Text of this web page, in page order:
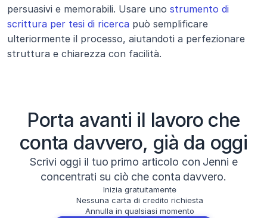
persuasivi e memorabili. Usare uno strumento di
scrittura per tesi di ricerca può semplificare
ulteriormente il processo, aiutandoti a perfezionare
struttura e chiarezza con facilità.
Porta avanti il lavoro che
conta davvero, già da oggi
Scrivi oggi il tuo primo articolo con Jenni e
concentrati su ciò che conta davvero.
Inizia gratuitamente
Nessuna carta di credito richiesta
Annulla in qualsiasi momento